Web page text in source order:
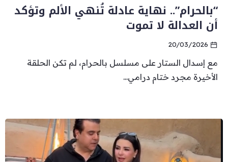
“بالحرام”.. نهاية عادلة تُنهي الألم وتؤكد
أن العدالة لا تموت
20/03/2026
مع إسدال الستار على مسلسل بالحرام، لم تكن الحلقة
الأخيرة مجرد ختام درامي...